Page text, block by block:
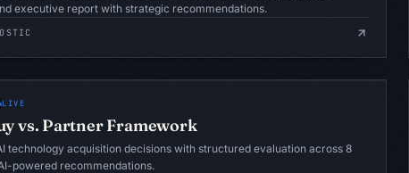
executive report with strategic recommendations.
LIVE
vs. Partner Framework
technology acquisition decisions with structured evaluation across 8
powered recommendations.